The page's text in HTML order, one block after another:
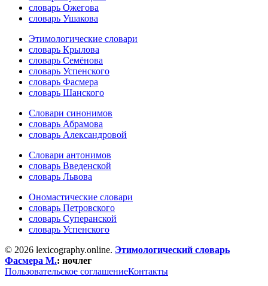
словарь Ожегова
словарь Ушакова
Этимологические словари
словарь Крылова
словарь Семёнова
словарь Успенского
словарь Фасмера
словарь Шанского
Словари синонимов
словарь Абрамова
словарь Александровой
Словари антонимов
словарь Введенской
словарь Львова
Ономастические словари
словарь Петровского
словарь Суперанской
словарь Успенского
© 2026 lexicography.online. Этимологический словарь
Фасмера М.: ночлег
Пользовательское соглашениеКонтакты